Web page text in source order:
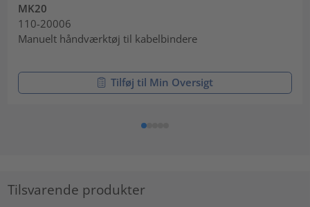
MK20
110-20006
Manuelt håndværktøj til kabelbindere
Tilføj til Min Oversigt
Tilsvarende produkter